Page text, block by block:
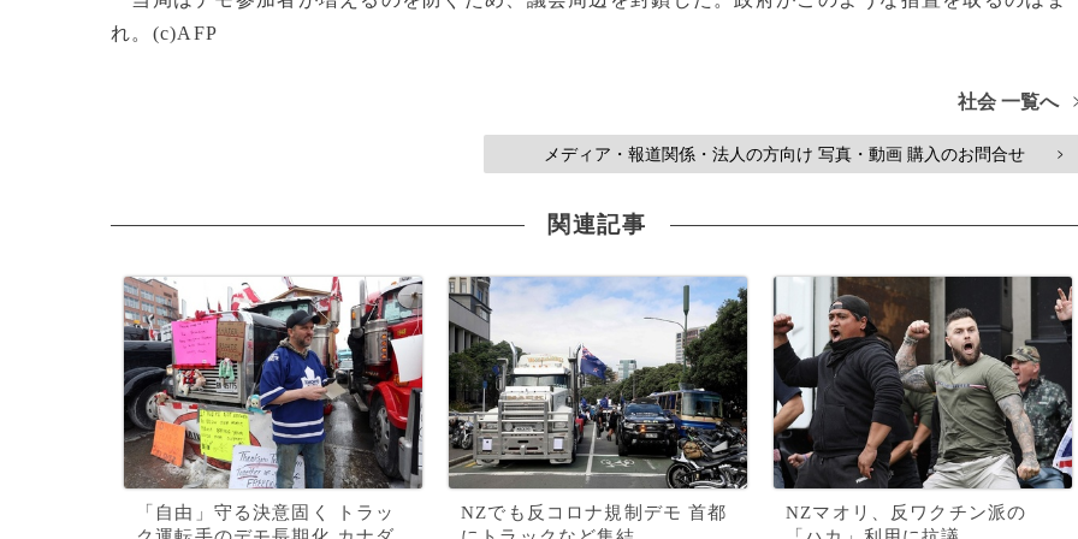
れ。(c)AFP
社会 一覧へ
メディア・報道関係・法人の方向け 写真・動画 購入のお問合せ >
関連記事
「自由」守る決意固く トラッ
NZでも反コロナ規制デモ 首都
NZマオリ、反ワクチン派の